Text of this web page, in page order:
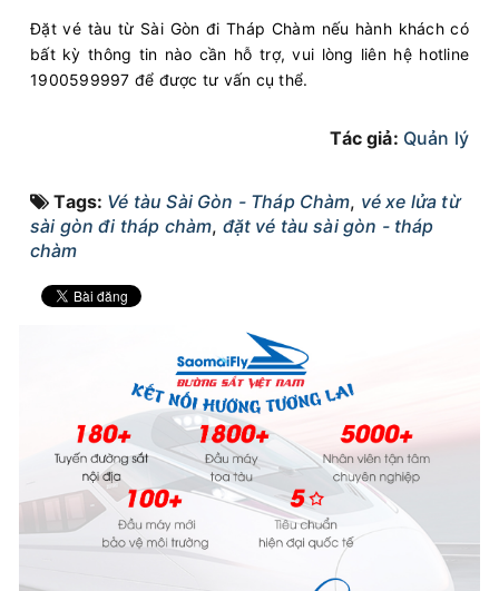
Đặt vé tàu từ Sài Gòn đi Tháp Chàm nếu hành khách có
bất kỳ thông tin nào cần hỗ trợ, vui lòng liên hệ hotline
1900599997 để được tư vấn cụ thể.
Tác giả: Quản lý
Tags: Vé tàu Sài Gòn - Tháp Chàm, vé xe lửa từ
sài gòn đi tháp chàm, đặt vé tàu sài gòn - tháp
chàm